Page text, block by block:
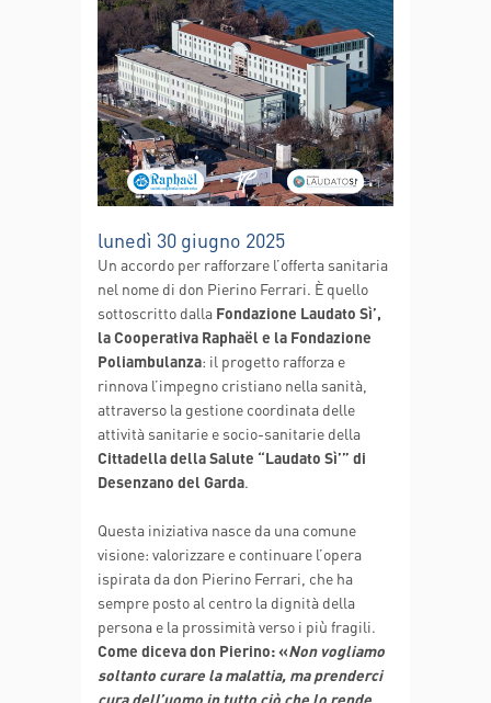
lunedì 30 giugno 2025
Un accordo per rafforzare l’offerta sanitaria
nel nome di don Pierino Ferrari. È quello
sottoscritto dalla Fondazione Laudato Sì’,
la Cooperativa Raphaël e la Fondazione
Poliambulanza: il progetto rafforza e
rinnova l’impegno cristiano nella sanità,
attraverso la gestione coordinata delle
attività sanitarie e socio-sanitarie della
Cittadella della Salute “Laudato Sì’” di
Desenzano del Garda
Questa iniziativa nasce da una comune
visione: valorizzare e continuare l’opera
ispirata da don Pierino Ferrari, che ha
sempre posto al centro la dignità della
persona e la prossimità verso i più fragili.
Come diceva don Pierino: «Non vogliamo
soltanto curare la malattia, ma prenderci
cura dell’uomo in tutto ciò che lo rende